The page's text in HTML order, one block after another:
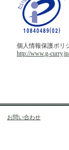
個人情報保護ポリ
http://www.g-
お問い合わせ